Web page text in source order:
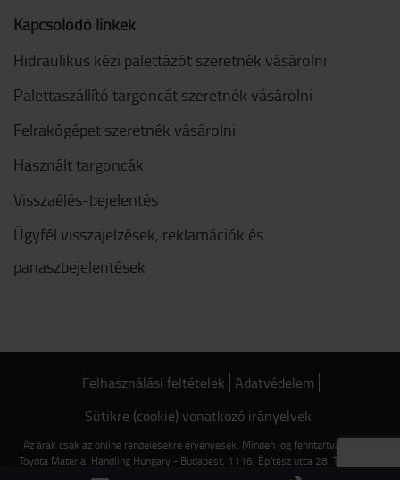
Kapcsolódó linkek
Hidraulikus kézi palettázót szeretnék vásárolni
Palettaszállító targoncát szeretnék vásárolni
Felrakógépet szeretnék vásárolni
Használt targoncák
Visszaélés-bejelentés
Ügyfél visszajelzések, reklamációk és
panaszbejelentések
Felhasználási feltételek Adatvédelem
Sütikre (cookie) vonatkozó irányelvek
Az árak csak az online rendelésekre érvényesek. Minden jog fenntartva © 2022
Toyota Material Handling Hungary - Budapest, 1116, Építész utca 28. Tel.: +36 1